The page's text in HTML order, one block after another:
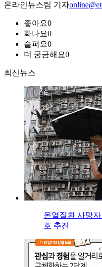
온라인뉴스팀 기자
좋아요0
화나요0
슬퍼요0
더 궁금해요0
최신뉴스
온열질환 사망
호 추진